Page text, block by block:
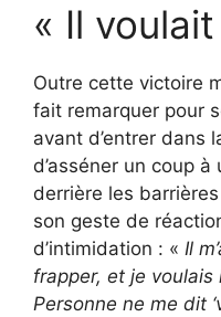
« Il
Outre cette victoire
fait remarquer pour
avant d’entrer dans
d’asséner un coup
derrière les
son geste de
d’intimidation : « Il
frapper, et je voulais
Personne ne me dit